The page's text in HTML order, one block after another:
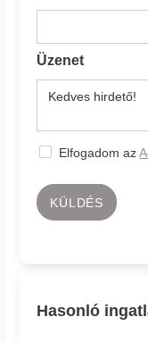
Üzenet
Elfogadom az
KÜLDÉS
Hasonló